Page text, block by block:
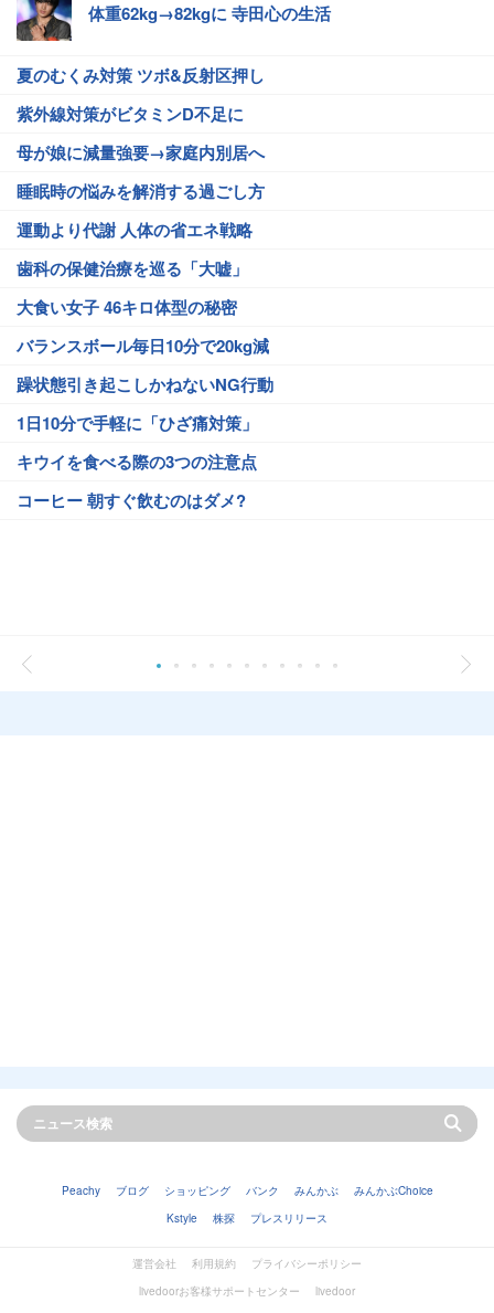
体重62kg→82kgに 寺田心の生活
夏のむくみ対策 ツボ&反射区押し
紫外線対策がビタミンD不足に
母が娘に減量強要→家庭内別居へ
睡眠時の悩みを解消する過ごし方
運動より代謝 人体の省エネ戦略
歯科の保健治療を巡る「大嘘」
大食い女子 46キロ体型の秘密
バランスボール毎日10分で20kg減
躁状態引き起こしかねないNG行動
1日10分で手軽に「ひざ痛対策」
キウイを食べる際の3つの注意点
コーヒー 朝すぐ飲むのはダメ?
Peachy ブログ ショッピング バンク みんかぶ
みんかぶChoice
Kstyle
株探 プレスリリース
運営会社 利用規約
プライバシーポリシー
livedoorお客様サポートセンター
livedoor